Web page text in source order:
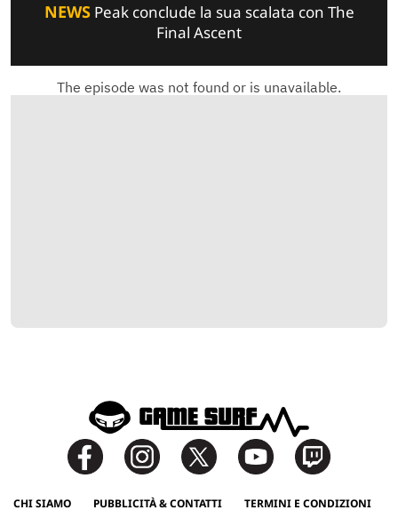
NEWSPeak conclude la sua scalata con The
Final Ascent
CHI SIAMO PUBBLICITÀ & CONTATTI TERMINI E CONDIZIONI